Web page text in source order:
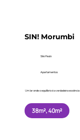
38m², 40m²
São Paulo
Apartamentos
SIN! Morumbi
Um lar onde o equilíbrio é a verdadeira essência